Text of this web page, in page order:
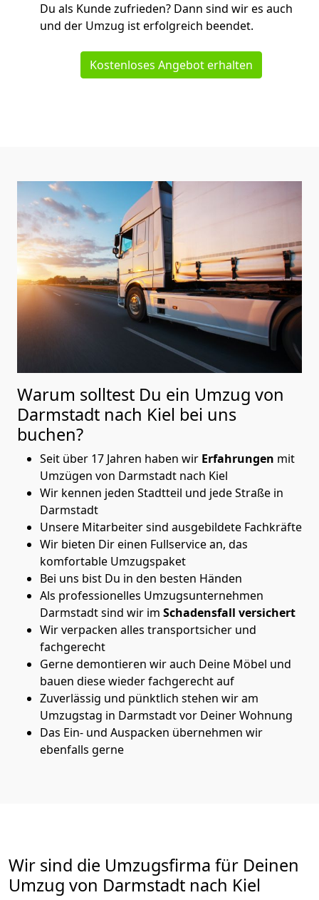
Du als Kunde zufrieden? Dann sind wir es auch
und der Umzug ist erfolgreich beendet.
Kostenloses Angebot erhalten
Warum solltest Du ein Umzug von
Darmstadt nach Kiel bei uns
buchen?
Seit über 17 Jahren haben wir Erfahrungen mit
Umzügen von Darmstadt nach Kiel
Wir kennen jeden Stadtteil und jede Straße in
Darmstadt
Unsere Mitarbeiter sind ausgebildete Fachkräfte
Wir bieten Dir einen Fullservice an, das
komfortable Umzugspaket
Bei uns bist Du in den besten Händen
Als professionelles Umzugsunternehmen
Darmstadt sind wir im Schadensfall versichert
Wir verpacken alles transportsicher und
fachgerecht
Gerne demontieren wir auch Deine Möbel und
bauen diese wieder fachgerecht auf
Zuverlässig und pünktlich stehen wir am
Umzugstag in Darmstadt vor Deiner Wohnung
Das Ein- und Auspacken übernehmen wir
ebenfalls gerne
Wir sind die Umzugsfirma für Deinen
Umzug von Darmstadt nach Kiel